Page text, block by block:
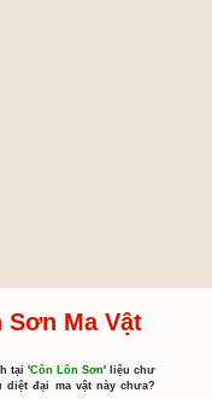
Cập Nhật Tài Nguyên
Phó Bản Bất Tận